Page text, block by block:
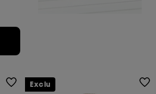
Exclu